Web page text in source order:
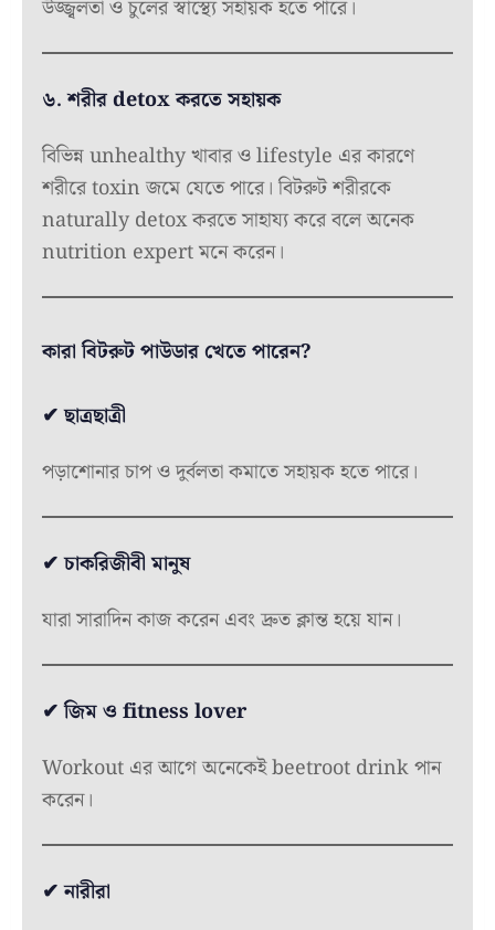
উজ্জ্বলতা ও চুলের স্বাস্থ্যে সহায়ক হতে পারে।
৬. শরীর detox করতে সহায়ক
বিভিন্ন unhealthy খাবার ও lifestyle এর কারণে
শরীরে toxin জমে যেতে পারে। বিটরুট শরীরকে
naturally detox করতে সাহায্য করে বলে অনেক
nutrition expert মনে করেন।
কারা বিটরুট পাউডার খেতে পারেন?
✔ ছাত্রছাত্রী
পড়াশোনার চাপ ও দুর্বলতা কমাতে সহায়ক হতে পারে।
✔ চাকরিজীবী মানুষ
যারা সারাদিন কাজ করেন এবং দ্রুত ক্লান্ত হয়ে যান।
✔ জিম ও fitness lover
Workout এর আগে অনেকেই beetroot drink পান
করেন।
✔ নারীরা